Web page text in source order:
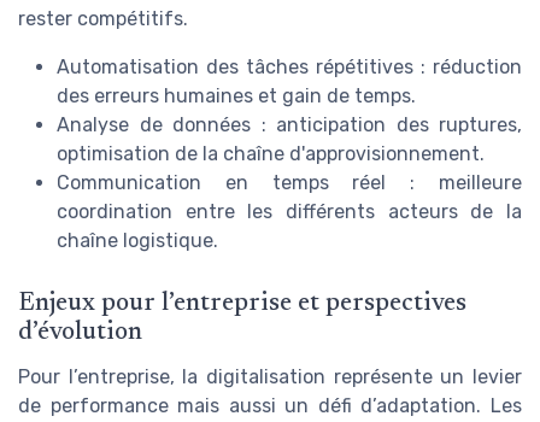
rester compétitifs.
Automatisation des tâches répétitives : réduction
des erreurs humaines et gain de temps.
Analyse de données : anticipation des ruptures,
optimisation de la chaîne d'approvisionnement.
Communication en temps réel : meilleure
coordination entre les différents acteurs de la
chaîne logistique.
Enjeux pour l’entreprise et perspectives
d’évolution
Pour l’entreprise, la digitalisation représente un levier
de performance mais aussi un défi d’adaptation. Les